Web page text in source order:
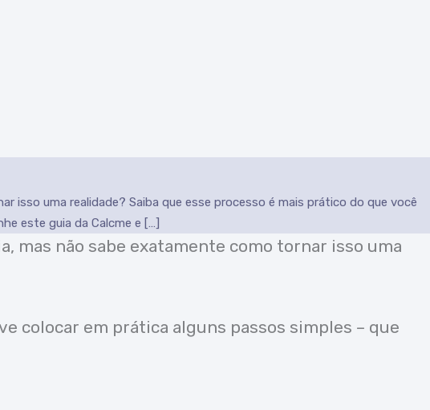
isso uma realidade? Saiba que esse processo é mais prático do que você
este guia da Calcme e […]
mas não sabe exatamente como tornar isso uma
colocar em prática alguns passos simples – que